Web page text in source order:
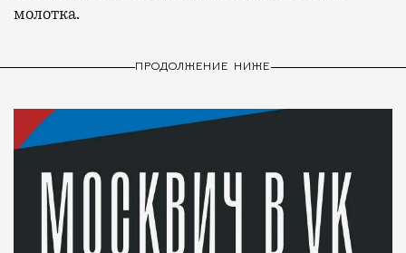
молотка.
ПРОДОЛЖЕНИЕ НИЖЕ